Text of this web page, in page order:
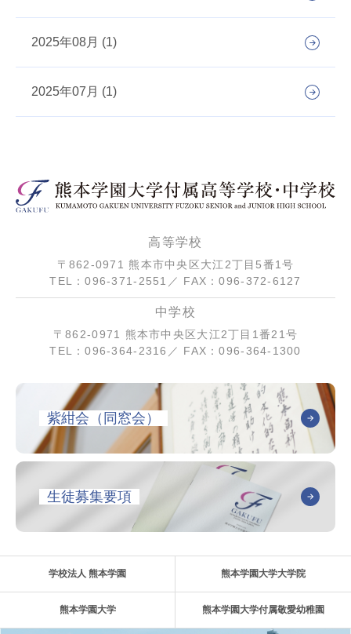
2025年08月 (1)
2025年07月 (1)
高等学校
〒862-0971 熊本市中央区大江2丁目5番1号
TEL：096-371-2551／ FAX：096-372-6127
中学校
〒862-0971 熊本市中央区大江2丁目1番21号
TEL：096-364-2316／ FAX：096-364-1300
紫紺会（同窓会）
生徒募集要項
学校法人 熊本学園 熊本学園大学大学院
熊本学園大学 熊本学園大学付属敬愛幼稚園